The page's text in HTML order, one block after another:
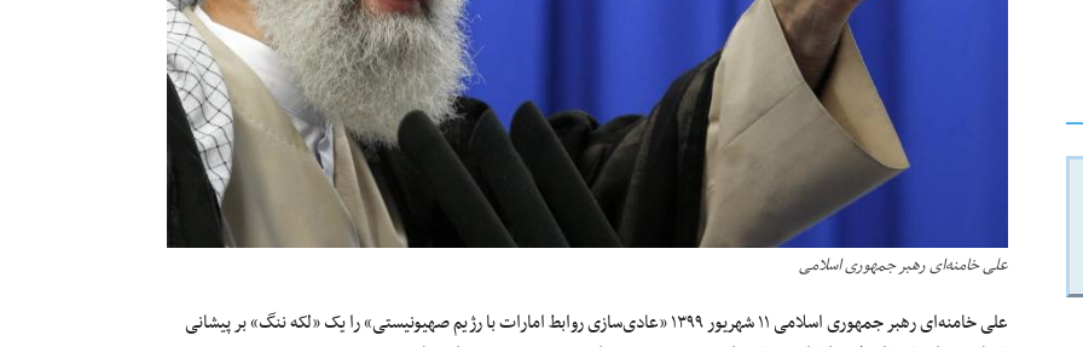
علی خامنه‌ای رهبر جمهوری اسلامی
علی خامنه‌ای رهبر جمهوری اسلامی ۱۱ شهریور ۱۳۹۹ «عادی‌سازی روابط امارات با رژیم صهیونیستی» را یک «لکه ننگ» بر پیشانی